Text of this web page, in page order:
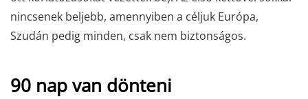
nincsenek beljebb, amennyiben a céljuk Európa,
Szudán pedig minden, csak nem biztonságos.
90 nap van dönteni